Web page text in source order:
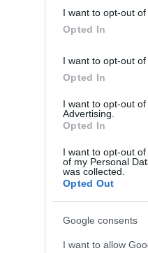
I want to opt-out
Opted In
I want to opt-out
Opted In
I want to opt-out
Advertising.
Opted In
I want to opt-out
of my Personal
was collected.
Opted Out
Google consents
I want to allow
την έρευνα των
που του
ποινικής δίωξης, ο